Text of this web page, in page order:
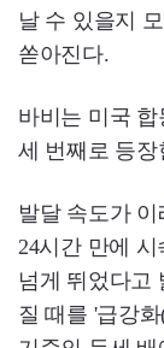
날 수 있을지
쏟아진다.
바비는 미국 합
세 번째로 등장
발달 속도가
24시간 만에 시
넘게 뛰었다고
질 때를 '급강